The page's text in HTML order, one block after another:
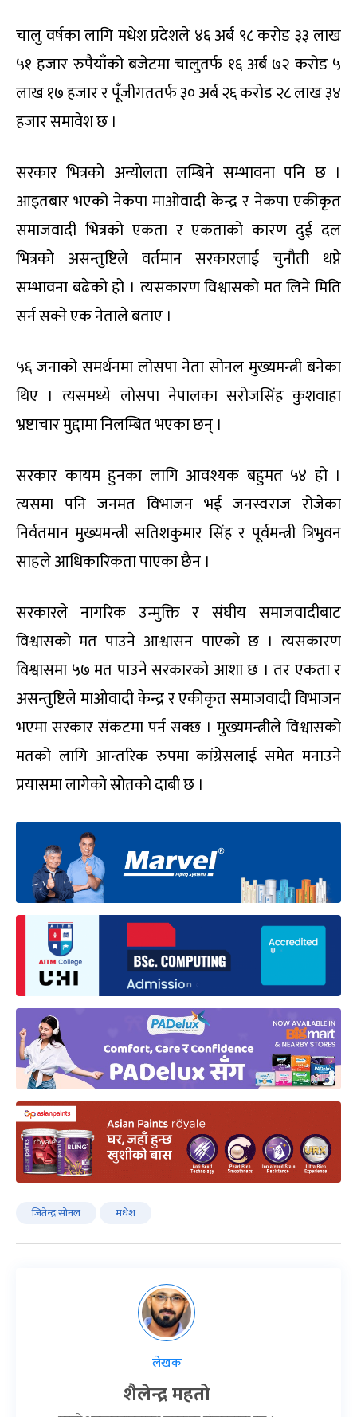
चालु वर्षका लागि मधेश प्रदेशले ४६ अर्ब ९८ करोड ३३ लाख
५१ हजार रुपैयाँको बजेटमा चालुतर्फ १६ अर्ब ७२ करोड ५
लाख १७ हजार र पूँजीगततर्फ ३० अर्ब २६ करोड २८ लाख ३४
हजार समावेश छ ।
सरकार भित्रको अन्योलता लम्बिने सम्भावना पनि छ ।
आइतबार भएको नेकपा माओवादी केन्द्र र नेकपा एकीकृत
समाजवादी भित्रको एकता र एकताको कारण दुई दल
भित्रको असन्तुष्टिले वर्तमान सरकारलाई चुनौती थप्ने
सम्भावना बढेको हो । त्यसकारण विश्वासको मत लिने मिति
सर्न सक्ने एक नेताले बताए ।
५६ जनाको समर्थनमा लोसपा नेता सोनल मुख्यमन्त्री बनेका
थिए । त्यसमध्ये लोसपा नेपालका सरोजसिंह कुशवाहा
भ्रष्टाचार मुद्दामा निलम्बित भएका छन् ।
सरकार कायम हुनका लागि आवश्यक बहुमत ५४ हो ।
त्यसमा पनि जनमत विभाजन भई जनस्वराज रोजेका
निर्वतमान मुख्यमन्त्री सतिशकुमार सिंह र पूर्वमन्त्री त्रिभुवन
साहले आधिकारिकता पाएका छैन ।
सरकारले नागरिक उन्मुक्ति र संघीय समाजवादीबाट
विश्वासको मत पाउने आश्वासन पाएको छ । त्यसकारण
विश्वासमा ५७ मत पाउने सरकारको आशा छ । तर एकता र
असन्तुष्टिले माओवादी केन्द्र र एकीकृत समाजवादी विभाजन
भएमा सरकार संकटमा पर्न सक्छ । मुख्यमन्त्रीले विश्वासको
मतको लागि आन्तरिक रुपमा कांग्रेसलाई समेत मनाउने
प्रयासमा लागेको स्रोतको दाबी छ ।
जितेन्द्र सोनल मधेश
लेखक
शैलेन्द्र महतो